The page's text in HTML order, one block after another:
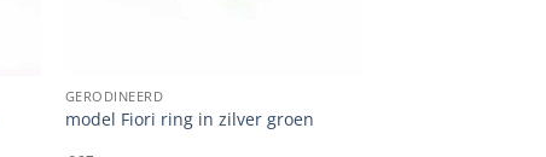
GERODINEERD
model Fiori ring in zilver groen